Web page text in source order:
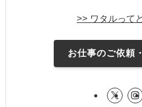
>> ワタルって
お仕事のご依頼